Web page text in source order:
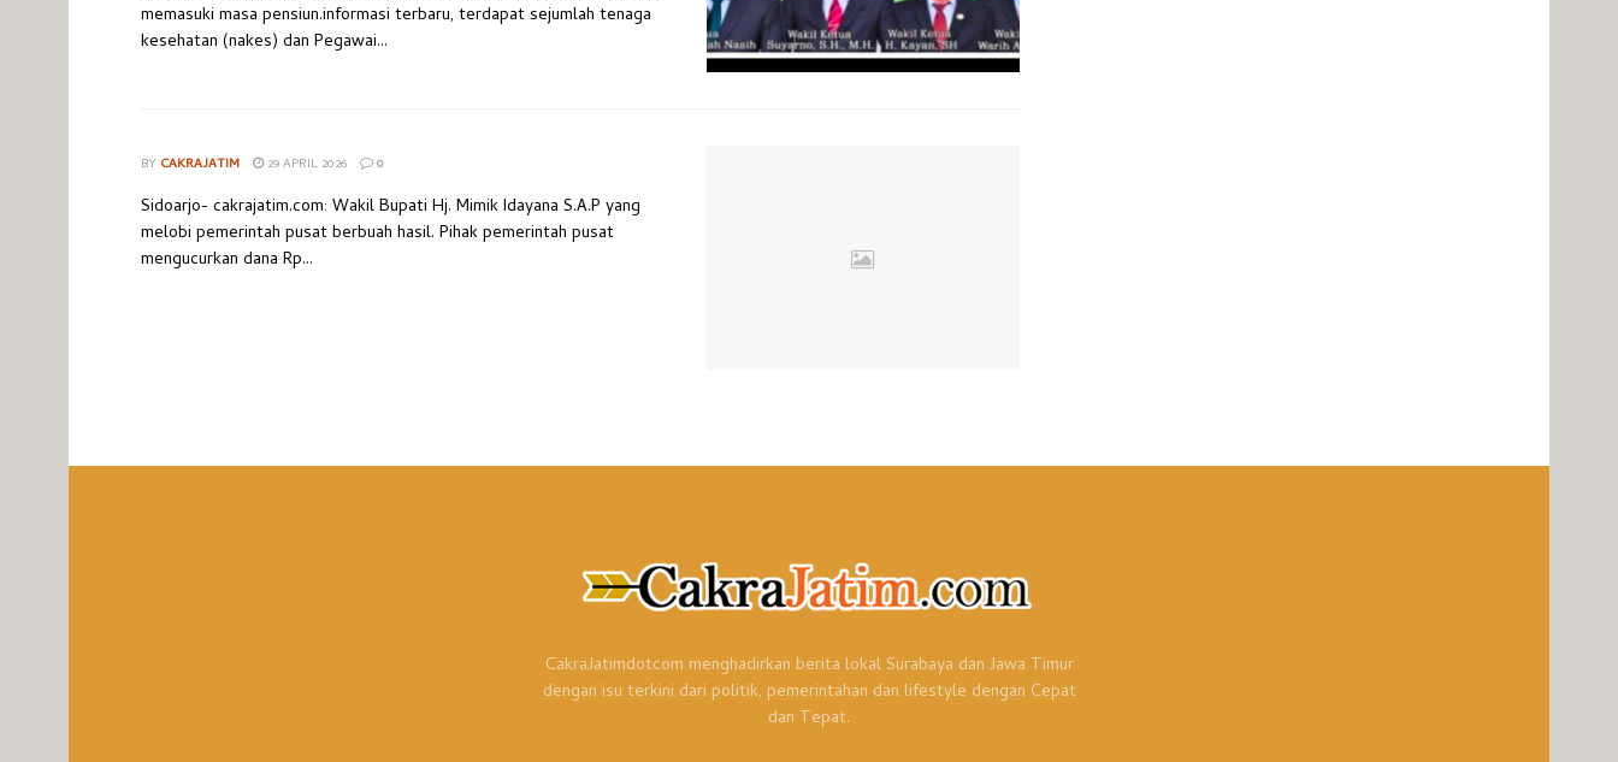
memasuki masa pensiun.informasi terbaru, terdapat sejumlah tenaga
kesehatan (nakes) dan Pegawai...
BY CAKRAJATIM 29 APRIL 2026 0
Sidoarjo- cakrajatim.com: Wakil Bupati Hj. Mimik Idayana S.A.P yang
melobi pemerintah pusat berbuah hasil. Pihak pemerintah pusat
mengucurkan dana Rp...
CakraJatimdotcom menghadirkan berita lokal Surabaya dan Jawa Timur
dengan isu terkini dari politik, pemerintahan dan lifestyle dengan Cepat
dan Tepat.